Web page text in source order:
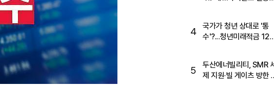
4
국가가 청년 상대로 '통
수'?...청년미래적금
5
두산에너빌리티, SMR 세
제 지원·빌 게이츠 방한